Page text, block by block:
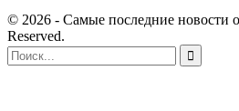
© 2026 - Самые последние новости
Reserved.